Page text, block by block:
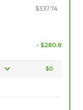
$337.74
- $280.8
$0